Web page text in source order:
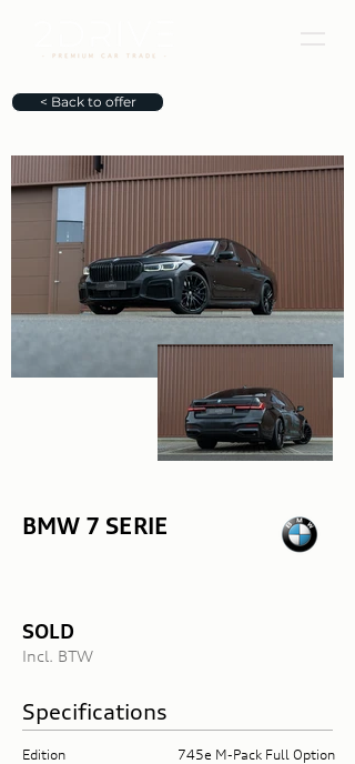
< Back to offer
BMW 7 SERIE
SOLD
Incl. BTW
Specifications
Edition
745e M-Pack Full Option